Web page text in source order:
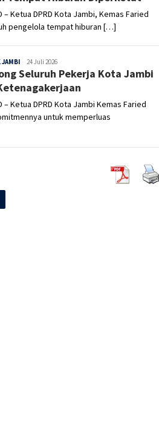
– Ketua DPRD Kota Jambi, Kemas Faried
pengelola tempat hiburan […]
JAMBI Sepucuk
Jambi
24 Juli 2026
Seluruh Pekerja Kota Jambi
– Ketua DPRD Kota Jambi Kemas Faried
untuk memperluas